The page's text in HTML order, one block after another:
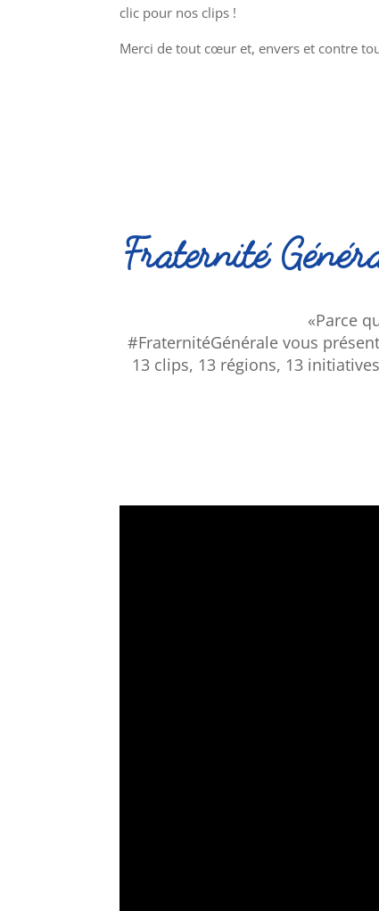
clic pour nos clips !
Merci de tout cœur et, envers et contre
Fraternité
«Parce
#FraternitéGénérale vous
13 clips, 13 régions, 13